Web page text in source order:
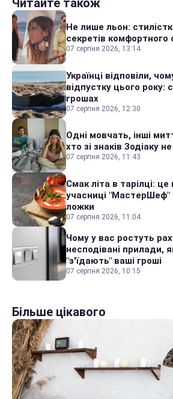
Читайте також
Не лише льон:
секретів комфортного
07 серпня 2026, 13:14
Українці відповіли,
відпустку цього року:
грошах
07 серпня 2026, 12:30
Одні мовчать, інші
хто зі знаків Зодіаку
07 серпня 2026, 11:43
Смак літа в тарілці: це
учасниці "МастерШеф"
ложки
07 серпня 2026, 11:04
Чому у вас ростуть
несподівані прилади,
"з'їдають" ваші гроші
07 серпня 2026, 10:15
Більше цікавого